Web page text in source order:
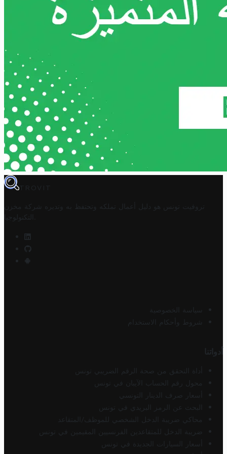
TROVIT
تروفيت تونس هو دليل أعمال تملكه وتحتفظ به وتديره
شركة مخزن
التكنولوجيا
سياسة الخصوصية
شروط وأحكام الاستخدام
أدواتنا
أداة التحقق من صحة الرقم الضريبي تونس
محول رقم الحساب الآيبان في تونس
أسعار صرف الدينار التونسي
البحث عن الرمز البريدي في تونس
محاكي ضريبة الدخل الشخصي للموظف/المتقاعد
ضريبة الدخل للمتقاعدين الفرنسيين المقيمين في تونس
أسعار السيارات الجديدة في تونس